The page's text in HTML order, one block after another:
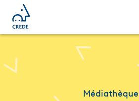
Médiathèque